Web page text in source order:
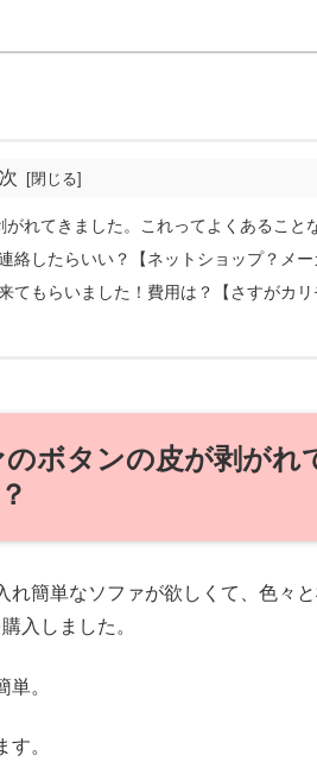
れてきました。これってよくあること
したらいい？【ネットショップ？メー
もらいました！費用は？【さすがカリ
ボタンの皮が剥がれ
簡単なソファが欲しくて、色々
入しました。
。
。